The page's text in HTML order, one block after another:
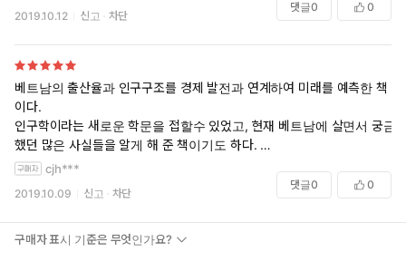
2019.10.12 신고 차단
댓글0 0
베트남의 출산율과 인구구조를 경제 발전과 연계하여 미래를 예측한 책
이다.
인구학이라는 새로운 학문을 접할수 있었고, 현재 베트남에 살면서 궁금
했던 많은 사실들을 알게 해 준 책이기도 하다.
베트남은 당분간 2040년까지 지속 발전 할 수 밖에 없는 나라이고 이를
위해선 매년 태어나는 신생아 수 130만명 이상 유지(노동력), 교육수준
향상(양질의 대학 필요)이 절실하다.
누군가 '베트남에서 어떠한 미래를 보았는가' 라고 질문을 한다면, 한국이
같이 동행해야 할 기회의 땅이라고 하겠다.
cjh***
2019.10.09 신고 차단
댓글0 0
구매자 표시 기준은 무엇인가요?